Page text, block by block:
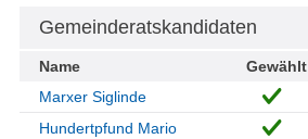
Gemeinderatskandidaten
Name Gewählt
Marxer Siglinde
Hundertpfund Mario